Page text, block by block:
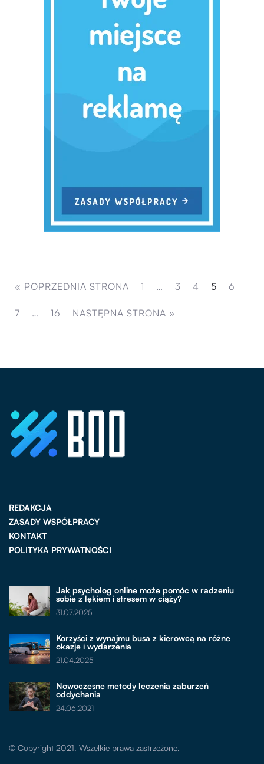
« POPRZEDNIA STRONA 1 … 3 4 5 6
7 … 16 NASTĘPNA STRONA »
REDAKCJA
ZASADY WSPÓŁPRACY
KONTAKT
POLITYKA PRYWATNOŚCI
Jak psycholog online może pomóc w radzeniu
sobie z lękiem i stresem w ciąży?
31.07.2025
Korzyści z wynajmu busa z kierowcą na różne
okazje i wydarzenia
21.04.2025
Nowoczesne metody leczenia zaburzeń
oddychania
24.06.2021
© Copyright 2021. Wszelkie prawa zastrzeżone.